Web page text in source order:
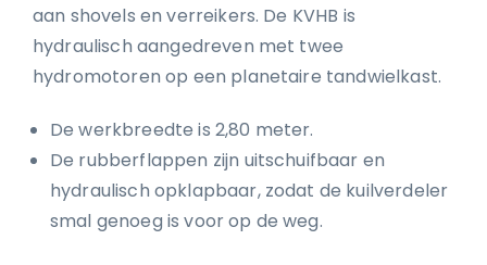
aan shovels en verreikers. De KVHB is
hydraulisch aangedreven met twee
hydromotoren op een planetaire tandwielkast.
De werkbreedte is 2,80 meter.
De rubberflappen zijn uitschuifbaar en
hydraulisch opklapbaar, zodat de kuilverdeler
smal genoeg is voor op de weg.